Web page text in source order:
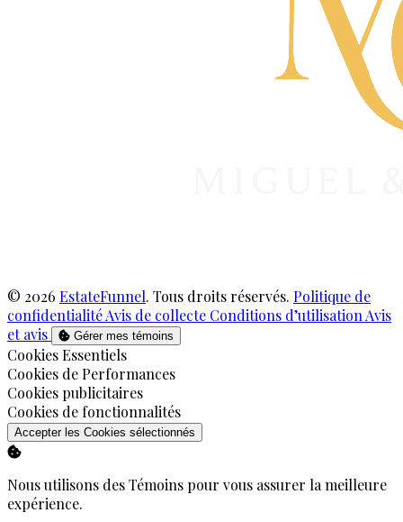
© 2026 EstateFunnel. Tous droits réservés. Politique de
confidentialitéAvis de collecte Conditions d’utilisation Avis
et avis
Gérer mes témoins
Activer
Cookies Essentiels
Activer
Cookies de Performances
Activer
Cookies publicitaires
Activer
Cookies de fonctionnalités
Accepter les Cookies sélectionnés
Nous utilisons des Témoins pour vous assurer la meilleure
expérience.